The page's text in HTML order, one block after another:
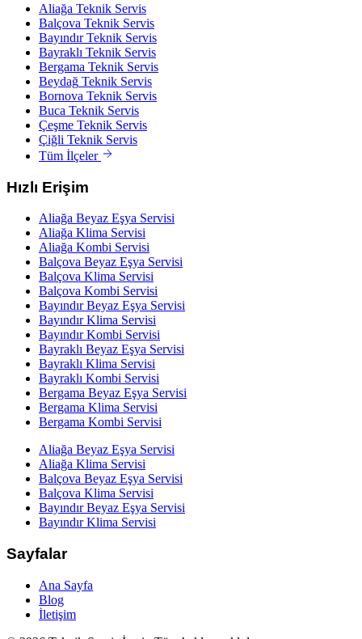
Aliağa Teknik Servis
Balçova Teknik Servis
BayındırTeknik Servis
Bayraklı Teknik Servis
Bergama Teknik Servis
Beydağ Teknik Servis
Bornova Teknik Servis
Buca Teknik Servis
Çeşme Teknik Servis
Çiğli Teknik Servis
Tüm İlçeler
Hızlı Erişim
Aliağa Beyaz Eşya Servisi
Aliağa Klima Servisi
Aliağa Kombi Servisi
Balçova Beyaz Eşya Servisi
Balçova Klima Servisi
Balçova Kombi Servisi
Bayındır Beyaz Eşya Servisi
Bayındır Klima Servisi
Bayındır Kombi Servisi
Bayraklı Beyaz Eşya Servisi
Bayraklı Klima Servisi
Bayraklı Kombi Servisi
Bergama Beyaz Eşya Servisi
Bergama Klima Servisi
Bergama Kombi Servisi
Aliağa Beyaz Eşya Servisi
Aliağa Klima Servisi
Balçova Beyaz Eşya Servisi
Balçova Klima Servisi
Bayındır Beyaz Eşya Servisi
Bayındır Klima Servisi
Sayfalar
Ana Sayfa
Blog
İletişim